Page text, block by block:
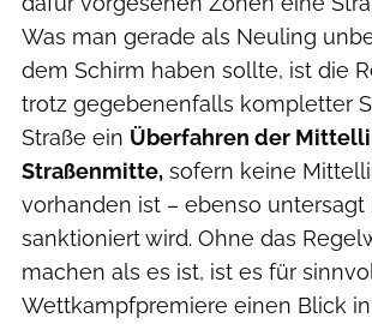
Was man gerade als Neuling
dem Schirm haben sollte, ist die
trotz gegebenenfalls kompletter
Straße ein Überfahren der
Straßenmitte, sofern keine
vorhanden ist – ebenso untersagt
sanktioniert wird. Ohne das
machen als es ist, ist es für
Wettkampfpremiere einen Blick